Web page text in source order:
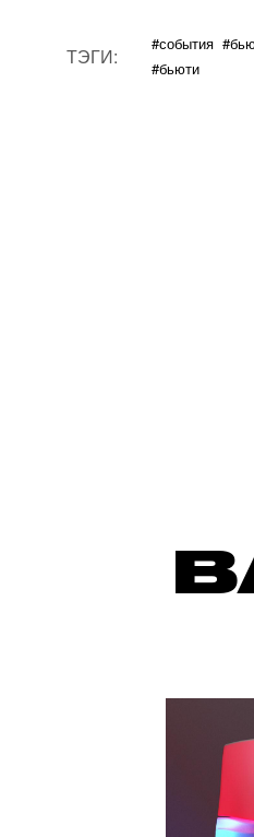
ТЭГИ: #события
#бьюти